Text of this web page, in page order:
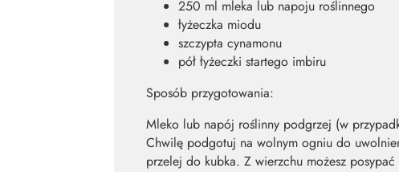
250 ml mleka lub napoju roślinnego
łyżeczka miodu
szczypta cynamonu
pół łyżeczki startego imbiru
Sposób przygotowania:
Mleko lub napój roślinny podgrzej (w
Chwilę podgotuj na wolnym ogniu do
przelej do kubka. Z wierzchu możesz posypać